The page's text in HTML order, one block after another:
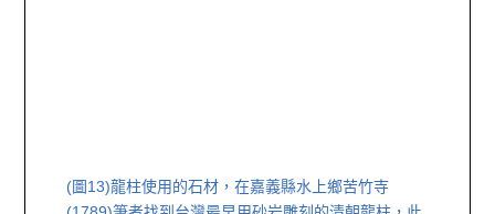
(圖13)龍柱使用的石材，在嘉義縣水上鄉苦竹寺